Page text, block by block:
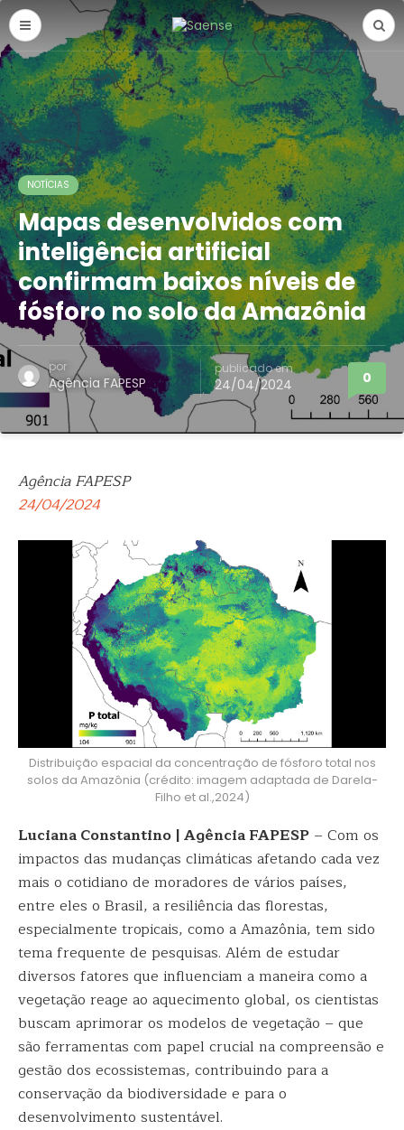
NOTÍCIAS
Mapas desenvolvidos com
inteligência artificial
confirmam baixos níveis de
fósforo no solo da Amazônia
por
Agência FAPESP
publicado em
24/04/2024 0
Agência FAPESP
24/04/2024
Distribuição espacial da concentração de fósforo total nos
solos da Amazônia (crédito: imagem adaptada de Darela-
Filho et al.,2024)
Luciana Constantino | Agência FAPESP – Com os
impactos das mudanças climáticas afetando cada vez
mais o cotidiano de moradores de vários países,
entre eles o Brasil, a resiliência das florestas,
especialmente tropicais, como a Amazônia, tem sido
tema frequente de pesquisas. Além de estudar
diversos fatores que influenciam a maneira como a
vegetação reage ao aquecimento global, os cientistas
buscam aprimorar os modelos de vegetação – que
são ferramentas com papel crucial na compreensão e
gestão dos ecossistemas, contribuindo para a
conservação da biodiversidade e para o
desenvolvimento sustentável.